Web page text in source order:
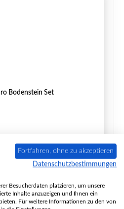
Bodenstein Set
Justus
Regulärer Preis:
90,74 €
Lieferzeit: 2-4 Tage
Fortfahren, ohne zu akzeptieren
Datenschutzbestimmungen
Besucherdaten platzieren, um unsere
Inhalte anzuzeigen und Ihnen ein
Für weitere Informationen zu den von